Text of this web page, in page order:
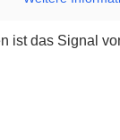
ist das Signal